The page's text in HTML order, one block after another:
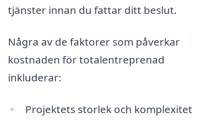
tjänster innan du fattar ditt beslut.
Några av de faktorer som påverkar
kostnaden för totalentreprenad
inkluderar:
Projektets storlek och komplexitet